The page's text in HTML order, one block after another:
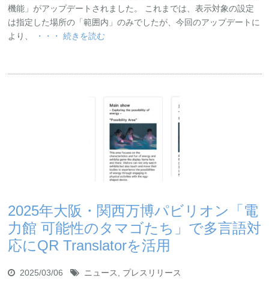
機能」がアップデートされました。 これまでは、表示対象の設定
は指定した場所の「範囲内」のみでしたが、今回のアップデートに
より、
・・・ 続きを読む
2025年大阪・関西万博パビリオン「電
力館 可能性のタマゴたち」で多言語対
応にQR Translatorを活用
2025/03/06 ニュース プレスリリース